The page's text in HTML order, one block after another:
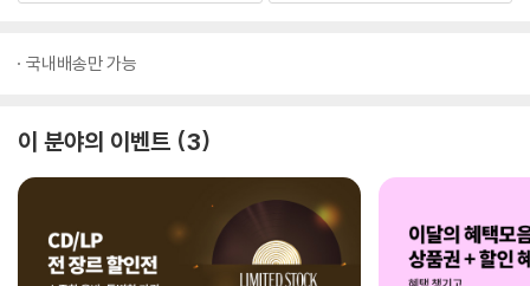
국내배송만 가능
이 분야의 이벤트 3